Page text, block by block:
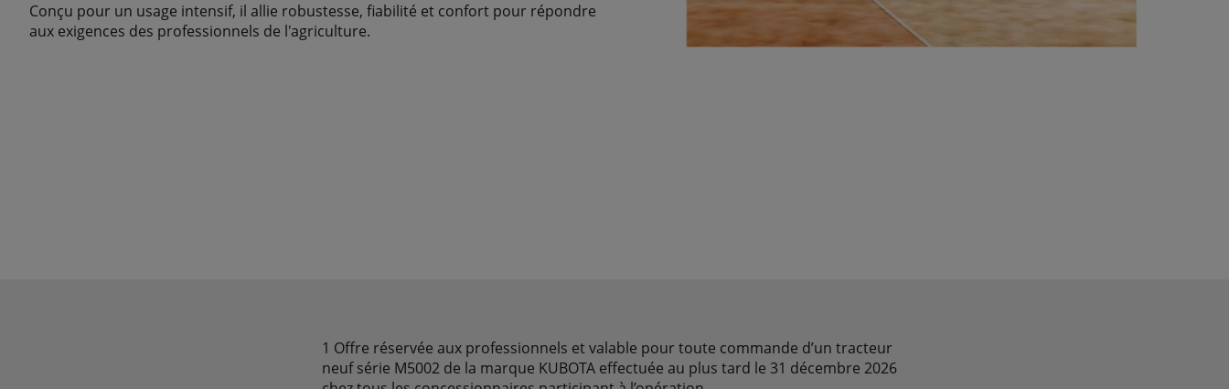
Conçu pour un usage intensif, il allie robustesse, fiabilité et confort pour répondre
aux exigences des professionnels de l'agriculture.
1 Offre réservée aux professionnels et valable pour toute commande d’un tracteur
neuf série M5002 de la marque KUBOTA effectuée au plus tard le 31 décembre 2026